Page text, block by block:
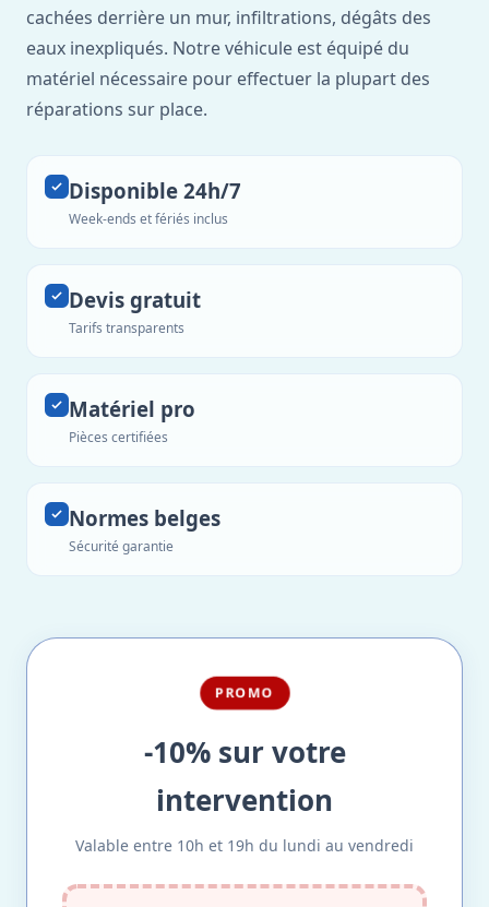
cachées derrière un mur, infiltrations, dégâts des
eaux inexpliqués. Notre véhicule est équipé du
matériel nécessaire pour effectuer la plupart des
réparations sur place.
Disponible 24h/7
Week-ends et fériés inclus
Devis gratuit
Tarifs transparents
Matériel pro
Pièces certifiées
Normes belges
Sécurité garantie
PROMO
-10% sur votre
intervention
Valable entre 10h et 19h du lundi au vendredi